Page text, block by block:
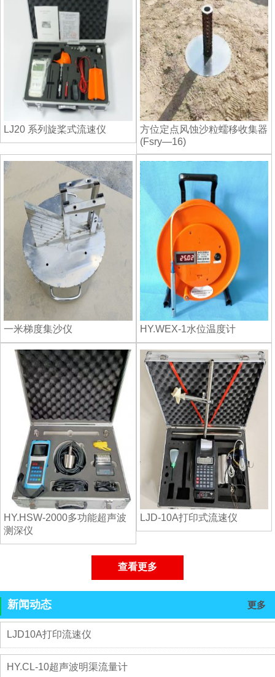
LJ20 系列旋桨式流速仪
方位定点风蚀沙粒蠕移收集器
(Fsry—16)
一米梯度集沙仪 HY.WEX-1水位温度计
HY.HSW-2000多功能超声波
测深仪
LJD-10A打印式流速仪
查看更多
新闻动态 更多
LJD10A打印流速仪
HY.CL-10超声波明渠流量计